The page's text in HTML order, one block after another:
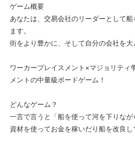
ゲーム概要
あなたは、交易会社のリーダーとして
ます。
街をより豊かに、そして自分の会社を大
ワーカープレイスメント×マジョリティ
メントの中量級ボードゲーム！
どんなゲーム？
一言で言うと「船を使って河を下りな
資材を使ってお金を稼いだり船を改良し